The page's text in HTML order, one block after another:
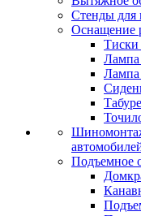
Стенды для
Оснащение
Тиски
Лампа
Лампа
Подъемное